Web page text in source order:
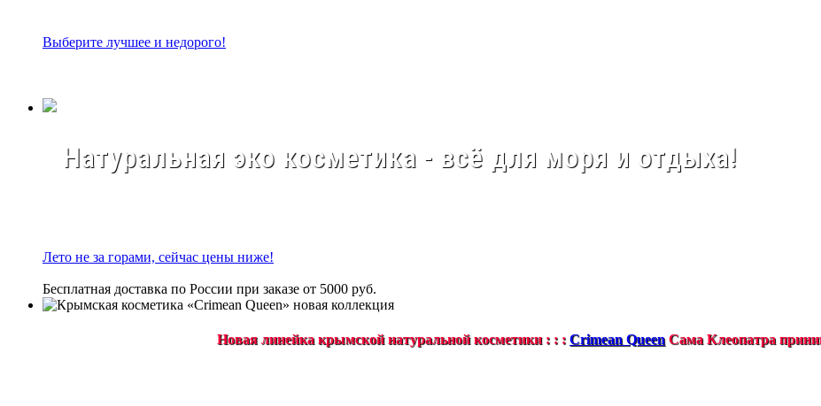
Выберите лучшее и недорого!
Натуральная эко косметика - всё для моря и отдыха!
Лето не за горами, сейчас цены ниже!
Бесплатная доставка по России при заказе от 5000 руб.
Новая линейка крымской натуральной косметики : : : Crimean Queen Сама Клеопатра